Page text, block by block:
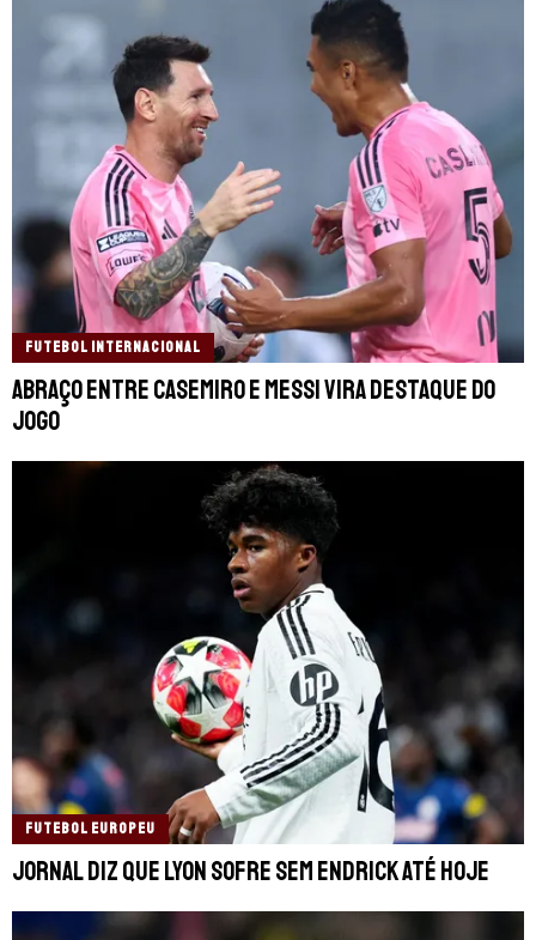
FUTEBOL INTERNACIONAL
Abraço entre Casemiro e Messi vira destaque do
jogo
FUTEBOL EUROPEU
Jornal diz que Lyon sofre sem Endrick até hoje